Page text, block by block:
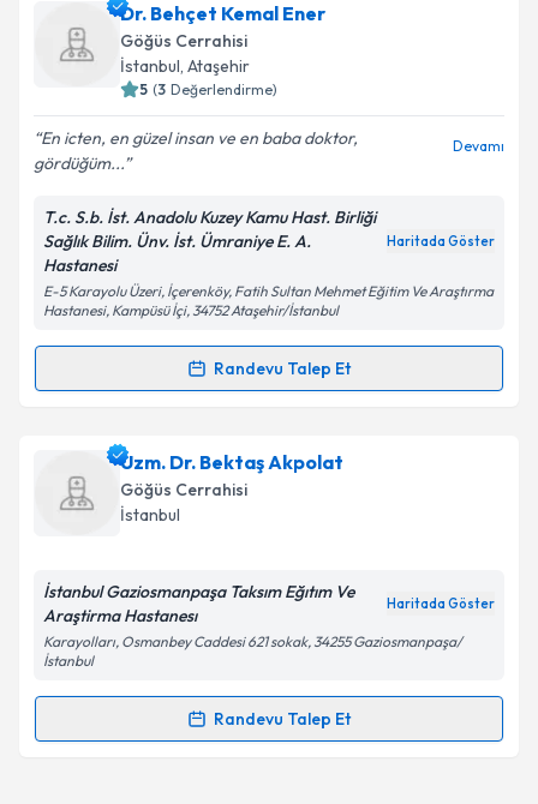
Takvim Talebini Gönder
Doç. Dr. Mustafa Nursoy için randevu takvimi talebi
oluşturun. Size bu uzmandan randevu almanız için bir
takvim hazırlandığında e-posta ile bilgilendireceğiz.
Kişisel verilerimin işlenmesine ilişkin
Metni'ni okudum ve kişisel verilerimin belirtilen
kapsamda işlenmesini kabul ediyorum.
Takvim Talebini Gönder
Dr. Behçet Kemal Ener
Göğüs Cerrahisi
İstanbul, Ataşehir
5 (3 Değerlendirme)
En icten, en güzel insan ve en baba doktor,
gördüğüm...
Devamı
T.c. S.b. İst. Anadolu Kuzey Kamu Hast. Birliği
Sağlık Bilim. Ünv. İst. Ümraniye E. A.
Hastanesi
Haritada Göster
E-5 Karayolu Üzeri, İçerenköy, Fatih Sultan Mehmet Eğitim Ve Araştırma
Hastanesi, Kampüsü İçi, 34752 Ataşehir/İstanbul
Randevu Talep Et
Randevu Takvimi Talebi
Dr. Behçet Kemal Eneriçin randevu takvimi talebi
oluşturun. Size bu uzmandan randevu almanız için bir
takvim hazırlandığında e-posta ile bilgilendireceğiz.
Metni'ni okudum ve kişisel verilerimin belirtilen
kapsamda işlenmesini kabul ediyorum.
Uzm. Dr. Bektaş Akpolat
Göğüs Cerrahisi
İstanbul
İstanbul Gaziosmanpaşa Taksım Eğıtım Ve
Araştirma Hastanesı
Haritada Göster
Karayolları, Osmanbey Caddesi 621 sokak, 34255 Gaziosmanpaşa/
İstanbul
Randevu Talep Et
Randevu Takvimi Talebi